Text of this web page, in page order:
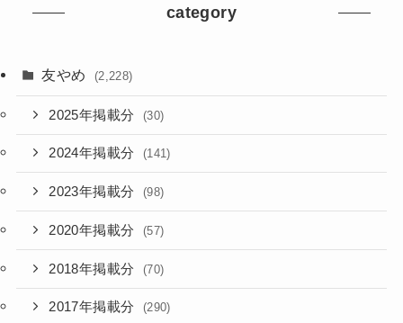
category
友やめ (2,228)
2025年掲載分 (30)
2024年掲載分 (141)
2023年掲載分 (98)
2020年掲載分 (57)
2018年掲載分 (70)
2017年掲載分 (290)